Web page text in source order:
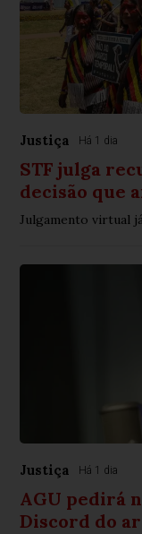
Justiça Há 1 dia
STF julga
decisão que
Julgamento virtual
Justiça Há 1 dia
AGU pedirá
Discord do ar